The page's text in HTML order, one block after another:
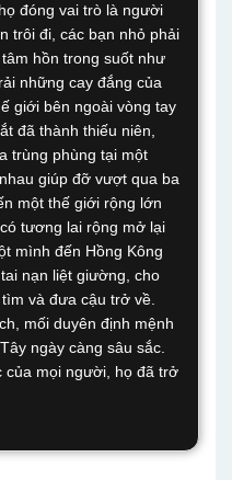
đóng vai trò là người
trôi đi, các bạn nhỏ phải
hồn trong suốt như
những cay đắng của
giới bên ngoài vòng tay
đã thành thiếu niên,
trùng phùng tại một
giúp đỡ vượt qua ba
một thế giới rộng lớn
tương lai rộng mở lại
mình đến Hồng Kông
nạn liệt giường, cho
và đưa cậu trở về.
mối duyên định mệnh
ngày càng sâu sắc.
của mọi người, họ đã trở